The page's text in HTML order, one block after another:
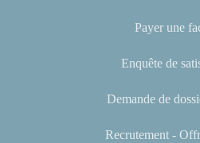
Payer une
Enquête de
Demande de
Recrutement -